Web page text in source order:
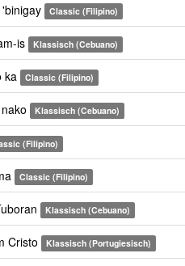
Classic (Filipino)
is Klassisch (Cebuano)
ka Classic (Filipino)
Klassisch (Cebuano)
(Filipino)
Classic (Filipino)
Klassisch (Cebuano)
Cristo Klassisch (Portugiesisch)